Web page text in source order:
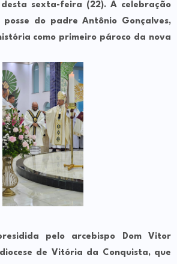
sexta-feira (22). A celebração
posse do padreAntônio Gonçalves,
como primeiro pároco da nova
pelo arcebispo Dom Vitor
de Vitória da Conquista, que